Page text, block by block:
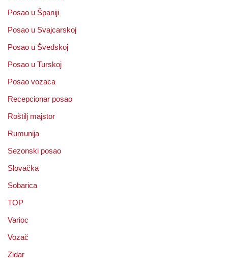
Posao u Španiji
Posao u Svajcarskoj
Posao u Švedskoj
Posao u Turskoj
Posao vozaca
Recepcionar posao
Roštilj majstor
Rumunija
Sezonski posao
Slovačka
Sobarica
TOP
Varioc
Vozač
Zidar